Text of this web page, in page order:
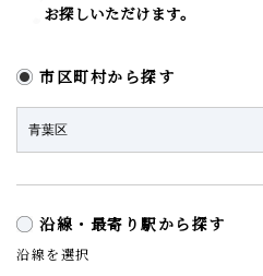
お探しいただけます。
市区町村から探す
沿線・最寄り駅から探す
沿線を選択